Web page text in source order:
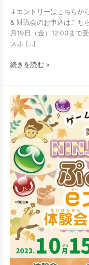
↓エントリーはこちらか
& 対戦会のお申込はこ
月19日（金）12:00まで
スポ […]
続きを読む »
第
29
回
NINJACUP
体
験
会
＆
小
学
大
会
10
月
15